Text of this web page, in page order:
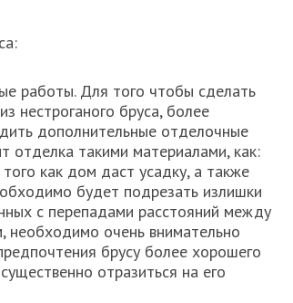
работы. Для того чтобы сделать
нестроганого бруса, более
дополнительные отделочные
отделка такими материалами, как:
как дом даст усадку, а также
будет подрезать излишки
с перепадами расстояний между
необходимо очень внимательно
брусу более хорошего
отразиться на его